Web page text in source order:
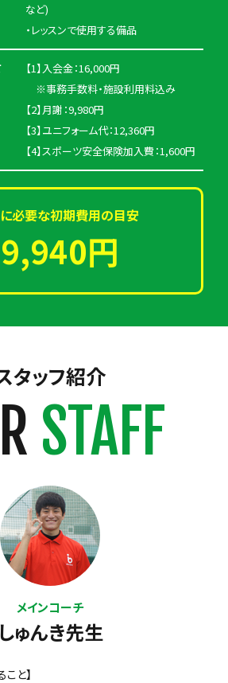
など)
・レッスンで使用する備品
【1】入会金：16,000円
※事務手数料・施設利用料込み
【2】月謝：9,980円
【3】ユニフォーム代：12,360円
【4】スポーツ安全保険加入費：1,600円
必要な初期費用の目安
円
タッフ紹介
STAFF
メインコーチ
しゅんき先生
と】